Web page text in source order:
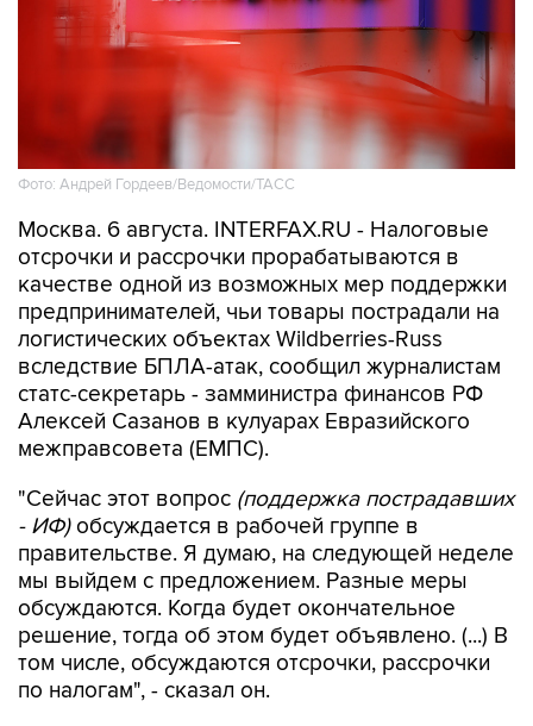
Фото: Андрей Гордеев/Ведомости/ТАСС
Москва. 6 августа. INTERFAX.RU - Налоговые
отсрочки и рассрочки прорабатываются в
качестве одной из возможных мер поддержки
предпринимателей, чьи товары пострадали на
логистических объектах Wildberries-Russ
вследствие БПЛА-атак, сообщил журналистам
статс-секретарь - замминистра финансов РФ
Алексей Сазанов в кулуарах Евразийского
межправсовета (ЕМПС).
"Сейчас этот вопрос (поддержка пострадавших
- ИФ)обсуждается в рабочей группе в
правительстве. Я думаю, на следующей неделе
мы выйдем с предложением. Разные меры
обсуждаются. Когда будет окончательное
решение, тогда об этом будет объявлено. (...) В
том числе, обсуждаются отсрочки, рассрочки
по налогам", - сказал он.